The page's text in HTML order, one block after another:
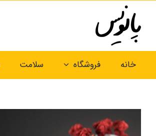
content
خانه فروشگاه سلامت